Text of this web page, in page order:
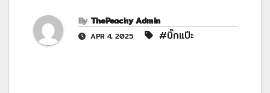
By ThePeachy Admin
APR 4, 2025 #บิ๊กแปีะ